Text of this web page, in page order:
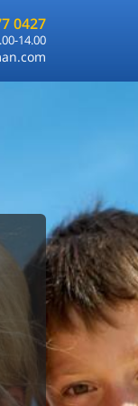
0427
14.00